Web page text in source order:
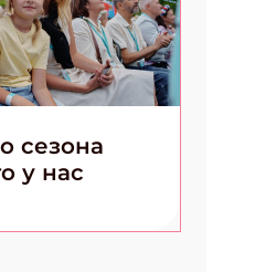
сезона
у нас